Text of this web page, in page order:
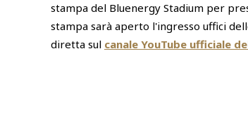
stampa del Bluenergy Stadium per
stampa sarà aperto l'ingresso uffici
diretta sul canale YouTube ufficiale